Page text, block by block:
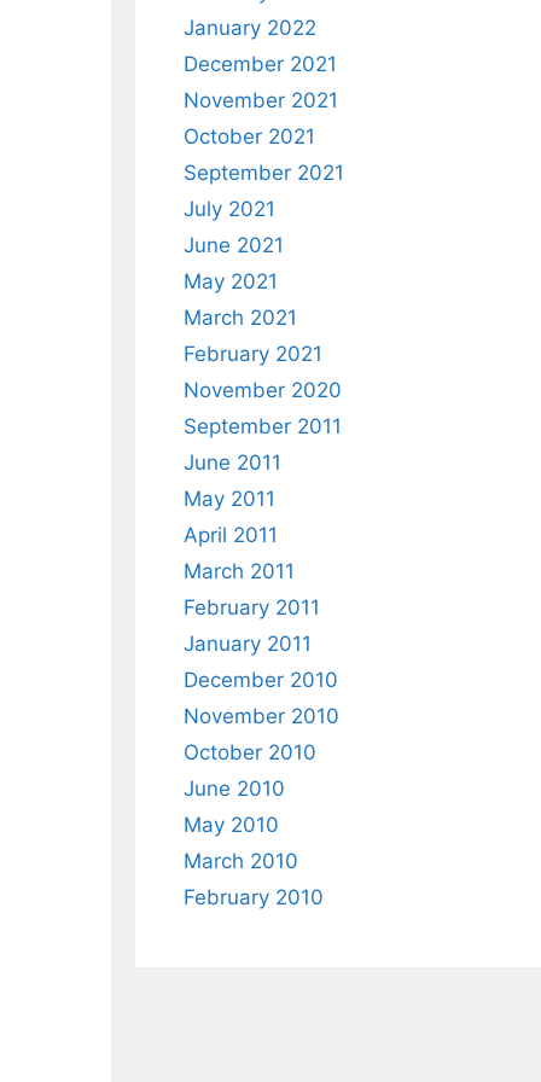
January 2022
December 2021
November 2021
October 2021
September 2021
July 2021
June 2021
May 2021
March 2021
February 2021
November 2020
September 2011
June 2011
May 2011
April 2011
March 2011
February 2011
January 2011
December 2010
November 2010
October 2010
June 2010
May 2010
March 2010
February 2010